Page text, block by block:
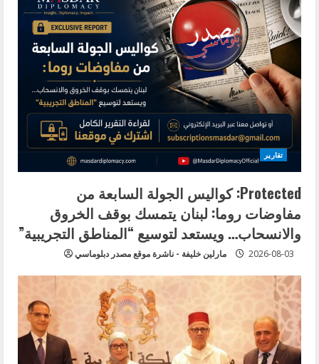
تقارير
Protected: كواليس الجولة السابعة من
مفاوضات روما: لبنان يتمسك بوقف الخروق
والانسحاب… ويستعد لتوسيع “المناطق التجريبية”
مارلين خليفة - ناشرة موقع مصدر دبلوماسي 2026-08-03